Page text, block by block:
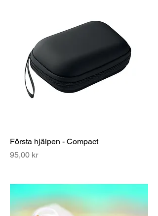
Första hjälpen - Compact
Pris
95,00 kr